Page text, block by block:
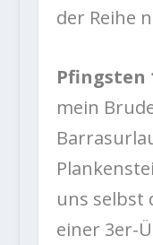
der Reihe
Pfingsten
mein
uns selbst
einer 3er-